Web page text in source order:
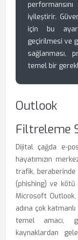
iyileştirir.
için bu
geçirilmesi ve
sağlanması,
temel bir
Outlook
Filtreleme
Dijital çağda e-
hayatımızın
trafik, beraberinde
(phishing) ve kötü
Microsoft Outlook,
adına çok
temel amacı,
kaynaklardan